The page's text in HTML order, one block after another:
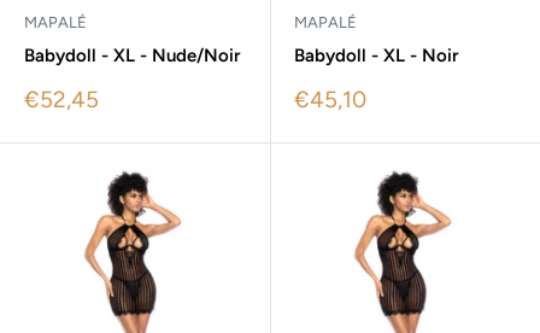
MAPALÉ
Babydoll - XL - Nude/Noir
Sale
€52,45
MAPALÉ
Babydoll - XL - Noir
Sale
€45,10